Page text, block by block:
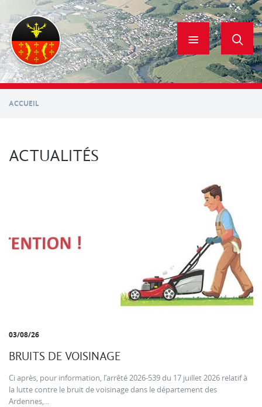
contenu
principal
ACCUEIL
ACTUALITÉS
03/08/26
BRUITS DE VOISINAGE
Ci après, pour information, l’arrêté 2026-539 du 17 juillet 2026 relatif à
la lutte contre le bruit de voisinage dans le département des
Ardennes,...